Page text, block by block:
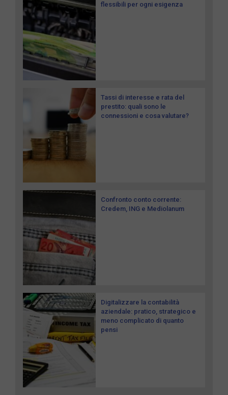
flessibili per ogni esigenza
Tassi di interesse e rata del
prestito: quali sono le
connessioni e cosa valutare?
Confronto conto corrente:
Credem, ING e Mediolanum
Digitalizzare la contabilità
aziendale: pratico, strategico e
meno complicato di quanto
pensi